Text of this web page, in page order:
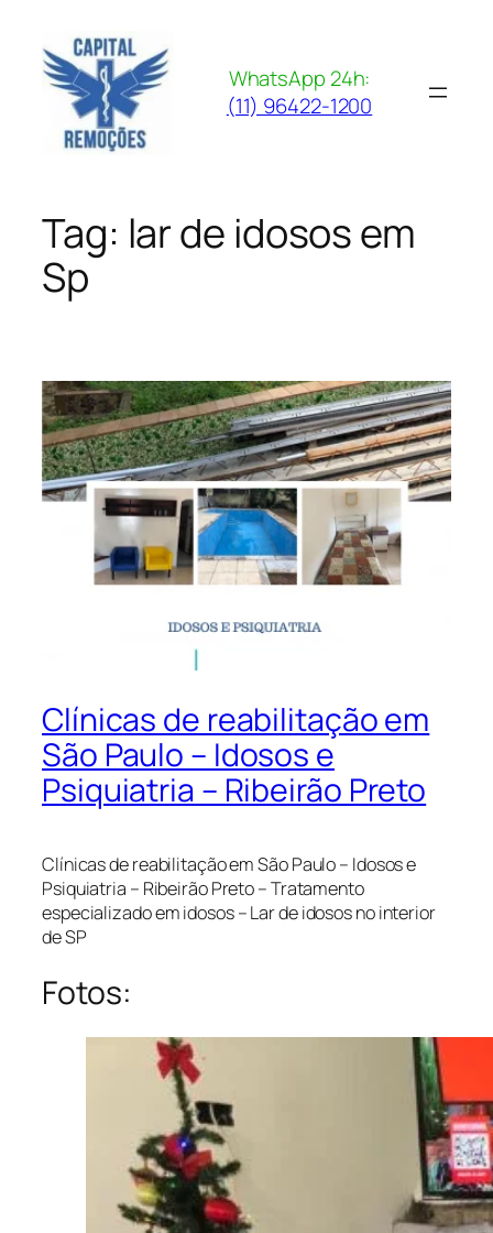
para
conteúdo
WhatsApp 24h:
(11) 96422-1200
Tag: lar de idosos em
Sp
Clínicas de reabilitação em
São Paulo – Idosos e
Psiquiatria – Ribeirão Preto
Clínicas de reabilitação em São Paulo – Idosos e
Psiquiatria – Ribeirão Preto – Tratamento
especializado em idosos – Lar de idosos no interior
de SP
Fotos: